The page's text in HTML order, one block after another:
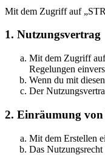
Mit dem Zugriff auf
1. Nutzungsvertrag
Mit dem Zugriff auf
Regelungen
Wenn du mit
Der
2. Einräumung von
Mit dem Erstellen
Das